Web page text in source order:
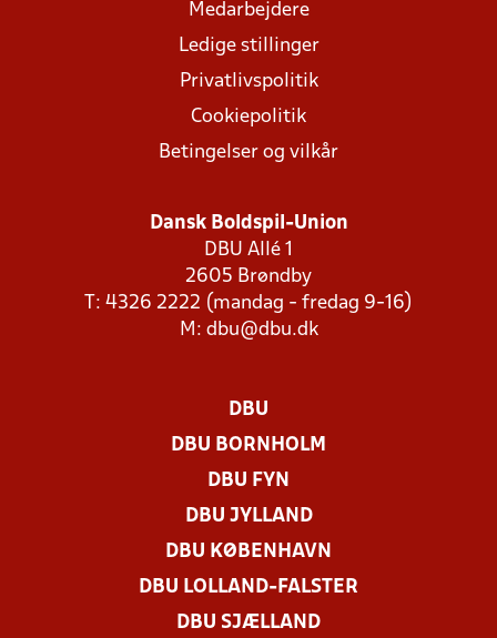
Medarbejdere
Ledige stillinger
Privatlivspolitik
Cookiepolitik
Betingelser og vilkår
Dansk Boldspil-Union
DBU Allé 1
2605 Brøndby
T: 4326 2222 (mandag - fredag 9-16)
M: dbu@dbu.dk
DBU
DBU BORNHOLM
DBU FYN
DBU JYLLAND
DBU KØBENHAVN
DBU LOLLAND-FALSTER
DBU SJÆLLAND